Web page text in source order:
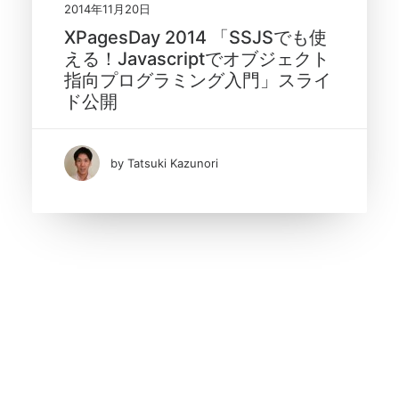
2014年11月20日
XPagesDay 2014 「SSJSでも使
える！Javascriptでオブジェクト
指向プログラミング入門」スライ
ド公開
by Tatsuki Kazunori